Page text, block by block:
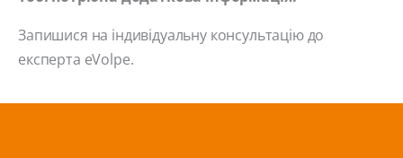
Запишися на індивідуальну консультацію до
експерта eVolpe.